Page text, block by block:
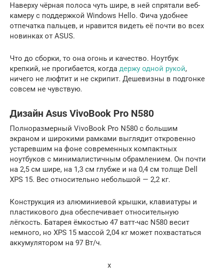
Наверху чёрная полоса чуть шире, в ней спрятали веб-
камеру с поддержкой Windows Hello. Фича удобнее
отпечатка пальцев, и нравится видеть её почти во всех
новинках от ASUS.
Что до сборки, то она огонь и качество. Ноутбук
крепкий, не прогибается, когда держу одной рукой,
ничего не люфтит и не скрипит. Дешевизны в подгонке
совсем не чувствую.
Дизайн Asus VivoBook Pro N580
Полноразмерный VivoBook Pro N580 с большим
экраном и широкими рамками выглядит откровенно
устаревшим на фоне современных компактных
ноутбуков с минималистичным обрамлением. Он почти
на 2,5 см шире, на 1,3 см глубже и на 0,4 см толще Dell
XPS 15. Вес относительно небольшой — 2,2 кг.
Конструкция из алюминиевой крышки, клавиатуры и
пластикового дна обеспечивает относительную
лёгкость. Батарея ёмкостью 47 ватт-час N580 весит
немного, но XPS 15 массой 2,04 кг может похвастаться
аккумулятором на 97 Вт/ч.
x